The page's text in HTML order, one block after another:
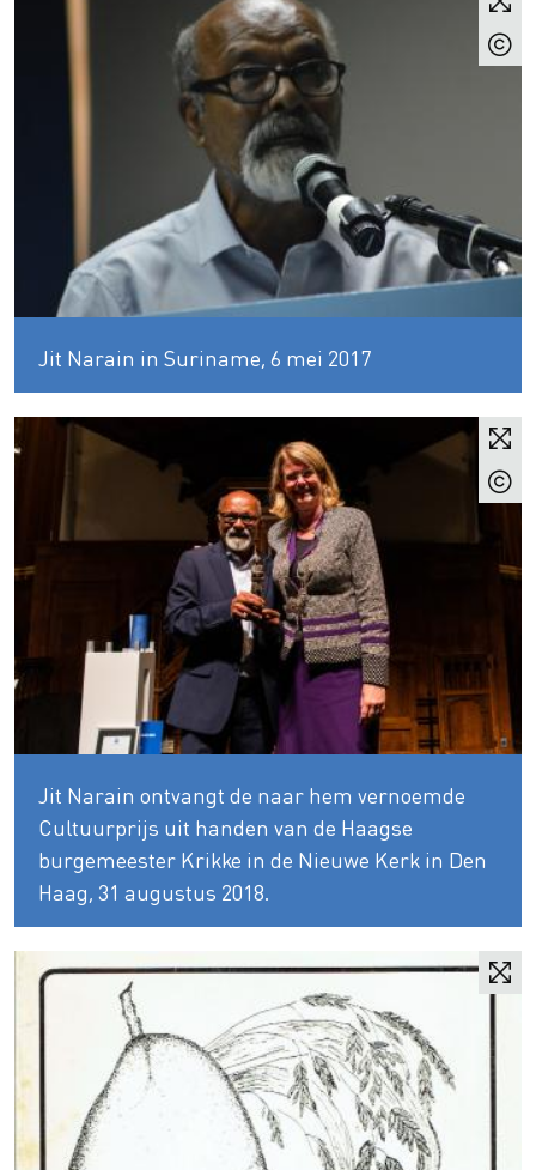
Jit Narain in Suriname, 6 mei 2017
Jit Narain ontvangt de naar hem vernoemde
Cultuurprijs uit handen van de Haagse
burgemeester Krikke in de Nieuwe Kerk in Den
Haag, 31 augustus 2018.